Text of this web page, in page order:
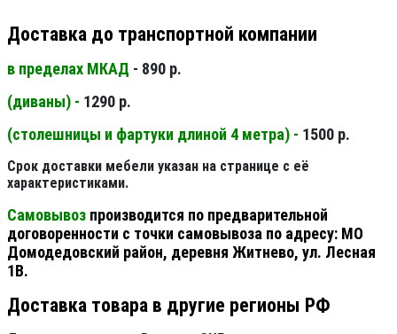
Доставка до транспортной компании
в пределах МКАД - 890 р.
(диваны) - 1290 р.
(столешницы и фартуки длиной 4 метра) - 1500 р.
Срок доставки мебели указан на странице с её
характеристиками.
Самовывоз производится по предварительной
договоренности с точки самовывоза по адресу: МО
Домодедовский район, деревня Житнево, ул. Лесная
1В.
Доставка товара в другие регионы РФ